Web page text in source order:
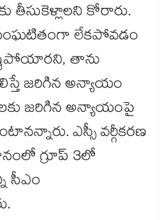
తీసుకెళ్లాలని కోరారు.
లేకపోవడం
తాను
జరిగిన అన్యాయం
జరిగిన అన్యాయంపై
ఎస్సీ వర్గీకరణ
గ్రూప్ 3లో
సీఎం